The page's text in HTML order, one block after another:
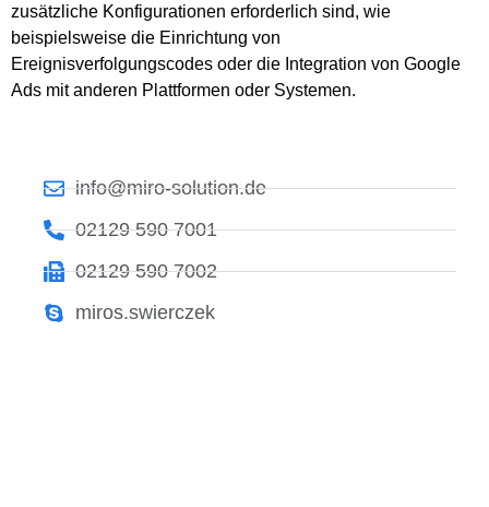
zusätzliche Konfigurationen erforderlich sind, wie
beispielsweise die Einrichtung von
Ereignisverfolgungscodes oder die Integration von Google
Ads mit anderen Plattformen oder Systemen.
info@miro-solution.de
02129 590 7001
02129 590 7002
miros.swierczek